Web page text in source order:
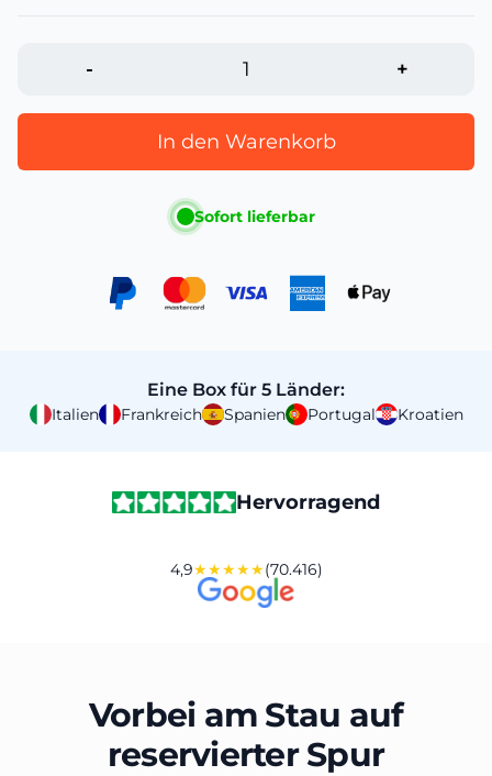
- +
In den Warenkorb
Sofort lieferbar
Eine Box für 5 Länder:
Italien Frankreich Spanien Portugal Kroatien
Hervorragend
4,9★★★★★(70.416)
Vorbei am Stau auf
reservierter Spur